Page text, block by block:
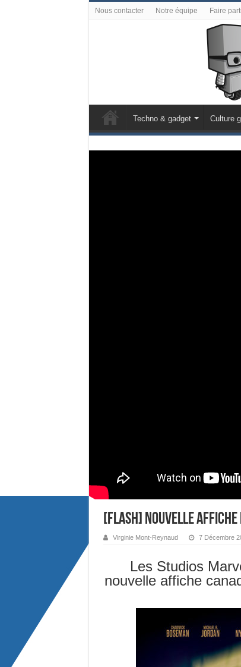
Nous contacter Notre équipe Faire
Techno & gadget Culture
[Flash] Nouvelle affiche
Virginie Mont-Reynaud 7 Décembre
Les Studios
nouvelle affiche